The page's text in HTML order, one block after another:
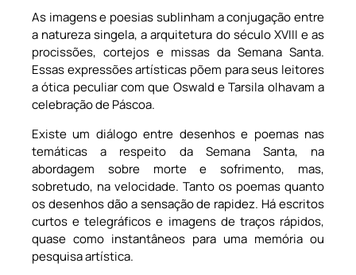
As imagens e poesias sublinham a conjugação entre
a natureza singela, a arquitetura do século XVIII e as
procissões, cortejos e missas da Semana Santa.
Essas expressões artísticas põem para seus leitores
a ótica peculiar com que Oswald e Tarsila olhavam a
celebração de Páscoa.
Existe um diálogo entre desenhos e poemas nas
temáticas a respeito da Semana Santa, na
abordagem sobre morte e sofrimento, mas,
sobretudo, na velocidade. Tanto os poemas quanto
os desenhos dão a sensação de rapidez. Há escritos
curtos e telegráficos e imagens de traços rápidos,
quase como instantâneos para uma memória ou
pesquisa artística.